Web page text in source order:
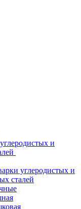
и
углеродистых и
сталей